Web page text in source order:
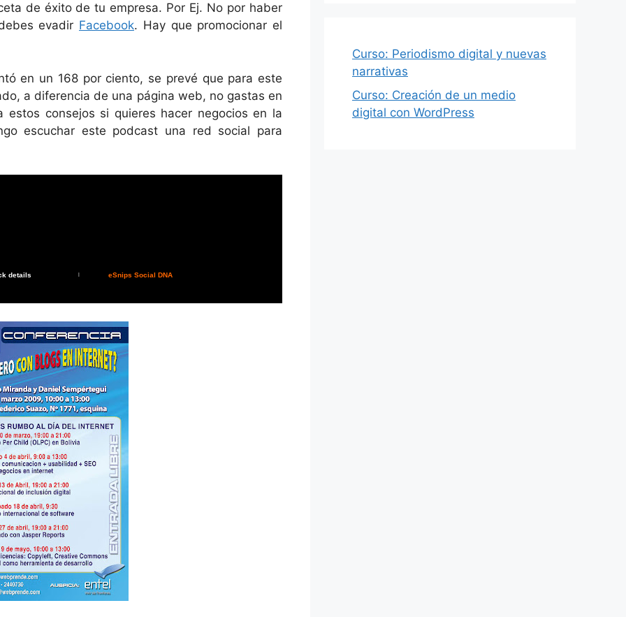
de éxito de tu empresa. Por Ej. No por haber
evadir Facebook. Hay que promocionar el
en un 168 por ciento, se prevé que para este
a diferencia de una página web, no gastas en
consejos si quieres hacer negocios en la
escuchar este podcast una red social para
details eSnips Social DNA
Curso: Periodismo digital y nuevas
narrativas
Curso: Creación de un medio
digital con WordPress